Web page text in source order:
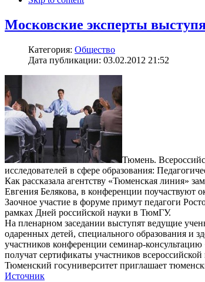
Московские эксперты
Категория: Общество
Дата публикации: 03.02.2012 21:52
Тюмень.
исследователей в сфере образования:
Как рассказала агентству «Тюменская линия»
Евгения Белякова, в конференции поучаствуют
Заочное участие в форуме примут педагоги
рамках Дней российской науки в ТюмГУ.
На пленарном заседании выступят ведущие
одаренных детей, специального образования и
участников конференции семинар-
получат сертификаты участников
Тюменский госуниверситет приглашает
Источник